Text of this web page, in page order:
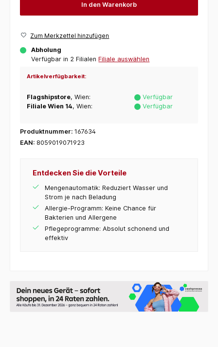
In den Warenkorb
Zum Merkzettel hinzufügen
Abholung
Verfügbar in 2 Filialen Filiale auswählen
Artikelverfügbarkeit:
Flagshipstore, Wien:
Verfügbar
Filiale Wien 14, Wien: Verfügbar
Produktnummer: 167634
EAN: 8059019071923
Entdecken Sie die Vorteile
Mengenautomatik: Reduziert Wasser und
Strom je nach Beladung
Allergie-Programm: Keine Chance für
Bakterien und Allergene
Pflegeprogramme: Absolut schonend und
effektiv